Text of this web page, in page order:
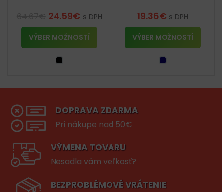
24.59€ s DPH
VÝBER MOŽNOSTÍ
19.36€ s DPH
VÝBER MOŽNOSTÍ
DOPRAVA ZDARMA
Pri nákupe nad 50€
VÝMENA TOVARU
Nesadla vám veľkosť?
BEZPROBLÉMOVÉ VRÁTENIE